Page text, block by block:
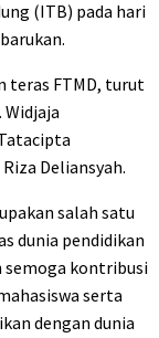
(ITB) pada hari
teras FTMD, turut
Deliansyah.
salah satu
dunia pendidikan
semoga kontribusi
serta
dengan dunia